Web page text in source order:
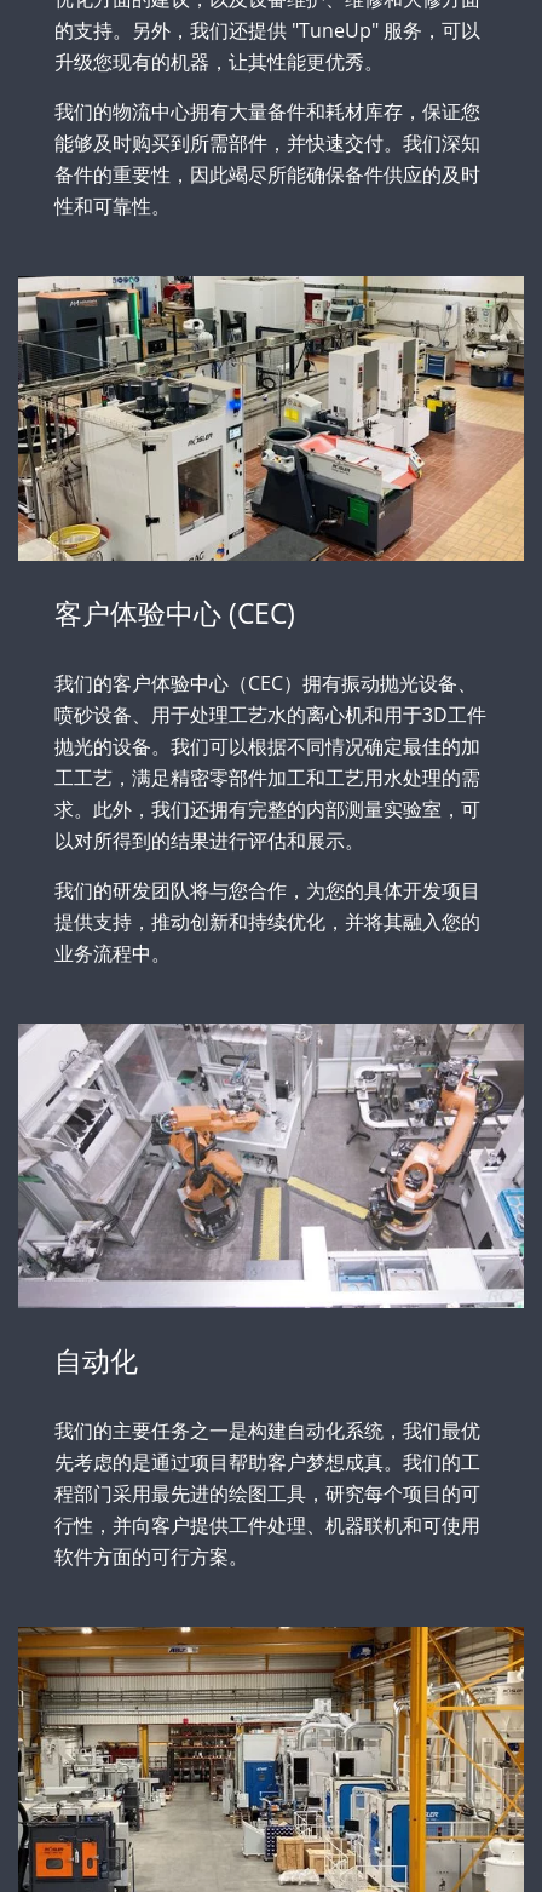
的支持。另外，我们还提供 "TuneUp" 服务，可以
升级您现有的机器，让其性能更优秀。
我们的物流中心拥有大量备件和耗材库存，保证您
能够及时购买到所需部件，并快速交付。我们深知
备件的重要性，因此竭尽所能确保备件供应的及时
性和可靠性。
客户体验中心 (CEC)
我们的客户体验中心（CEC）拥有振动抛光设备、
喷砂设备、用于处理工艺水的离心机和用于3D工件
抛光的设备。我们可以根据不同情况确定最佳的加
工工艺，满足精密零部件加工和工艺用水处理的需
求。此外，我们还拥有完整的内部测量实验室，可
以对所得到的结果进行评估和展示。
我们的研发团队将与您合作，为您的具体开发项目
提供支持，推动创新和持续优化，并将其融入您的
业务流程中。
自动化
我们的主要任务之一是构建自动化系统，我们最优
先考虑的是通过项目帮助客户梦想成真。我们的工
程部门采用最先进的绘图工具，研究每个项目的可
行性，并向客户提供工件处理、机器联机和可使用
软件方面的可行方案。